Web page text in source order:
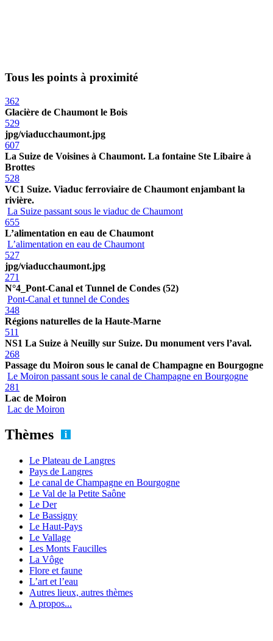
Tous les points à proximité
362
Glacière de Chaumont le Bois
529
jpg/viaducchaumont.jpg
607
La Suize de Voisines à Chaumont. La fontaine Ste Libaire à
Brottes
528
VC1 Suize. Viaduc ferroviaire de Chaumont enjambant la
rivière.
La Suize passant sous le viaduc de Chaumont
655
L’alimentation en eau de Chaumont
L’alimentation en eau de Chaumont
527
jpg/viaducchaumont.jpg
271
N°4_Pont-Canal et Tunnel de Condes (52)
Pont-Canal et tunnel de Condes
348
Régions naturelles de la Haute-Marne
511
NS1 La Suize à Neuilly sur Suize. Du monument vers l’aval.
268
Passage du Moiron sous le canal de Champagne en Bourgogne
Le Moiron passant sous le canal de Champagne en Bourgogne
281
Lac de Moiron
Lac de Moiron
Thèmes
Le Plateau de Langres
Pays de Langres
Le canal de Champagne en Bourgogne
Le Val de la Petite Saône
Le Der
Le Bassigny
Le Haut-Pays
Le Vallage
Les Monts Faucilles
La Vôge
Flore et faune
L’art et l’eau
Autres lieux, autres thèmes
A propos...